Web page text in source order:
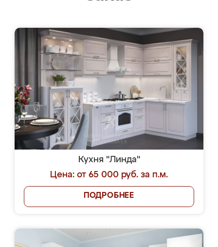
Кухня "Линда"
Цена: от 65 000 руб. за п.м.
ПОДРОБНЕЕ